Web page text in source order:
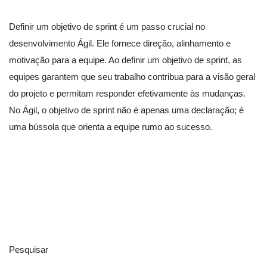
Definir um objetivo de sprint é um passo crucial no
desenvolvimento Ágil. Ele fornece direção, alinhamento e
motivação para a equipe. Ao definir um objetivo de sprint, as
equipes garantem que seu trabalho contribua para a visão geral
do projeto e permitam responder efetivamente às mudanças.
No Ágil, o objetivo de sprint não é apenas uma declaração; é
uma bússola que orienta a equipe rumo ao sucesso.
Pesquisar